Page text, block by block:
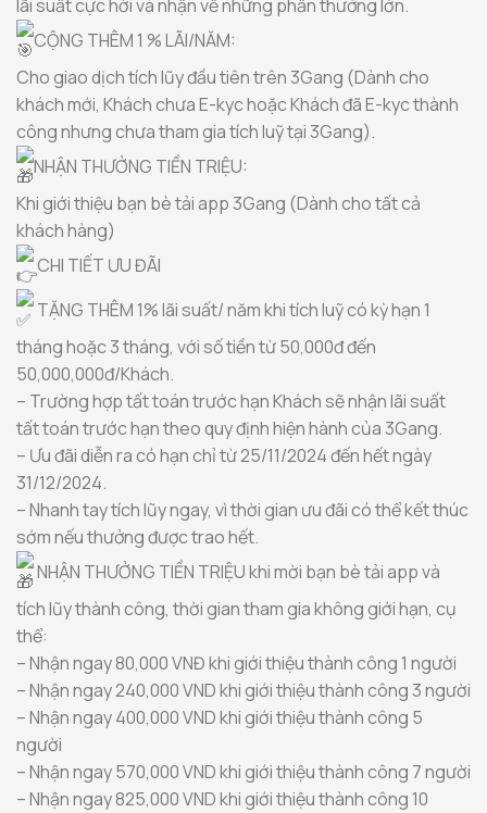
lãi suất cực hời và nhận về những phần thưởng lớn.
CỘNG THÊM 1 % LÃI/NĂM:
Cho giao dịch tích lũy đầu tiên trên 3Gang (Dành cho
khách mới, Khách chưa E-kyc hoặc Khách đã E-kyc thành
công nhưng chưa tham gia tích luỹ tại 3Gang).
NHẬN THƯỞNG TIỀN TRIỆU:
Khi giới thiệu bạn bè tải app 3Gang (Dành cho tất cả
khách hàng)
CHI TIẾT ƯU ĐÃI
TẶNG THÊM 1% lãi suất/ năm khi tích luỹ có kỳ hạn 1
tháng hoặc 3 tháng, với số tiền từ 50,000đ đến
50,000,000đ/Khách.
– Trường hợp tất toán trước hạn Khách sẽ nhận lãi suất
tất toán trước hạn theo quy định hiện hành của 3Gang.
– Ưu đãi diễn ra có hạn chỉ từ 25/11/2024 đến hết ngày
31/12/2024.
– Nhanh tay tích lũy ngay, vì thời gian ưu đãi có thể kết thúc
sớm nếu thưởng được trao hết.
NHẬN THƯỞNG TIỀN TRIỆU khi mời bạn bè tải app và
tích lũy thành công, thời gian tham gia không giới hạn, cụ
thể:
– Nhận ngay 80,000 VNĐ khi giới thiệu thành công 1 người
– Nhận ngay 240,000 VND khi giới thiệu thành công 3 người
– Nhận ngay 400,000 VND khi giới thiệu thành công 5
người
– Nhận ngay 570,000 VND khi giới thiệu thành công 7 người
– Nhận ngay 825,000 VND khi giới thiệu thành công 10